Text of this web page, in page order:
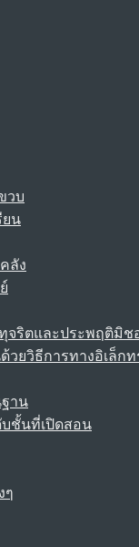
วบ
ยน
ลัง
ทุจริตและประพฤติมิช
วยวิธีการทางอิเล็ก
าน
ชั้นที่เปิดสอน
ๆ